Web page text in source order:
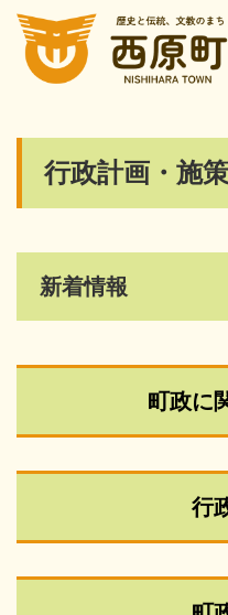
メニュー
行政計画・施策
新着情報
町政に
行